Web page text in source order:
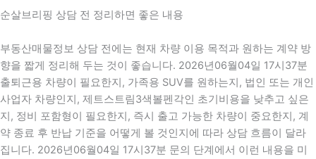
순살브리핑 상담 전 정리하면 좋은 내용
부동산매물정보 상담 전에는 현재 차량 이용 목적과 원하는 계약 방
향을 짧게 정리해 두는 것이 좋습니다. 2026년06월04일 17시37분
출퇴근용 차량이 필요한지, 가족용 SUV를 원하는지, 법인 또는 개인
사업자 차량인지, 제트스트림3색볼펜각인 초기비용을 낮추고 싶은
지, 정비 포함형이 필요한지, 즉시 출고 가능한 차량이 중요한지, 계
약 종료 후 반납 기준을 어떻게 볼 것인지에 따라 상담 흐름이 달라
집니다. 2026년06월04일 17시37분 문의 단계에서 이런 내용을 미